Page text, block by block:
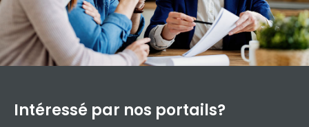
Intéressé par nos portails?